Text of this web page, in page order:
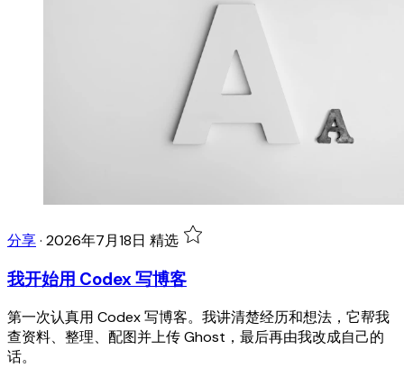
分享· 2026年7月18日 精选
我开始用 Codex 写博客
第一次认真用 Codex 写博客。我讲清楚经历和想法，它帮我
查资料、整理、配图并上传 Ghost，最后再由我改成自己的
话。